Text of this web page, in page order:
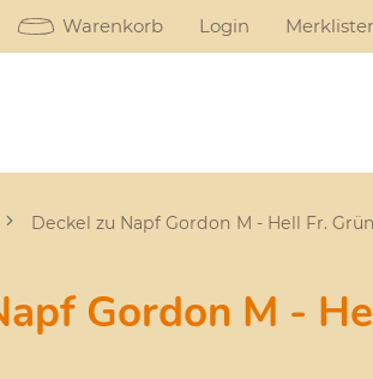
Warenkorb Login
Deckel zu Napf Gordon M - Hell Fr. Grün
Gordon M -